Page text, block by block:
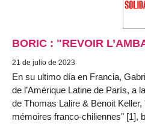
BORIC : "REVOIR
21 de julio de 2023
En su ultimo día en Francia,
de l’Amérique Latine de París, a
de Thomas Lalire & Benoit Keller,
mémoires franco-chiliennes" [1],